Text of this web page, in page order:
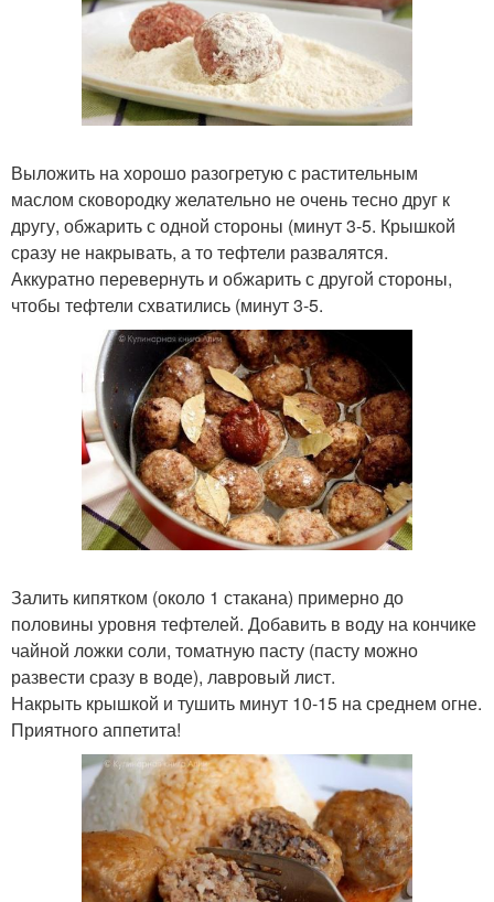
Выложить на хорошо разогретую с растительным
маслом сковородку желательно не очень тесно друг к
другу, обжарить с одной стороны (минут 3-5. Крышкой
сразу не накрывать, а то тефтели развалятся.
Аккуратно перевернуть и обжарить с другой стороны,
чтобы тефтели схватились (минут 3-5.
Залить кипятком (около 1 стакана) примерно до
половины уровня тефтелей. Добавить в воду на кончике
чайной ложки соли, томатную пасту (пасту можно
развести сразу в воде), лавровый лист.
Накрыть крышкой и тушить минут 10-15 на среднем огне.
Приятного аппетита!